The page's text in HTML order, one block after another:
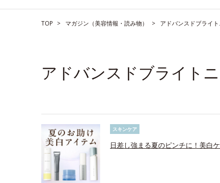
TOP マガジン（美容情報・読み物） アドバンスドブライ
アドバンスドブライト
スキンケア
日差し強まる夏のピンチに！美白